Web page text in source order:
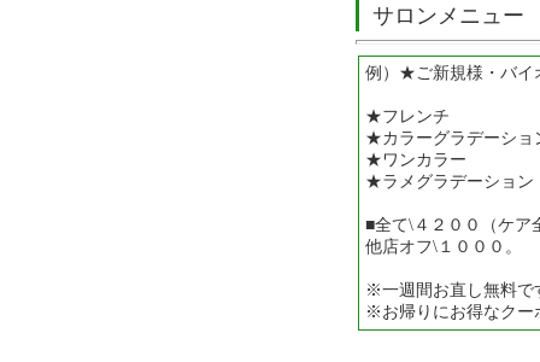
サロンメニュー
例）★ご新規様・バイ
★フレンチ
★カラーグラデーショ
★ワンカラー
★ラメグラデーション
■全て\４２００（ケア
他店オフ\１０００。
※一週間お直し無料で
※お帰りにお得なクー